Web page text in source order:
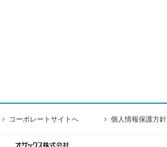
コーポレートサイトへ 個人情報保護方針